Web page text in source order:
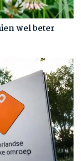
wel beter